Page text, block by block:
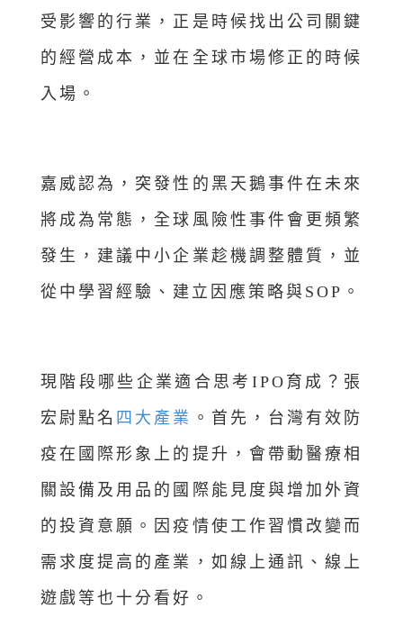
受影響的行業，正是時候找出公司關鍵
的經營成本，並在全球市場修正的時候
入場。
嘉威認為，突發性的黑天鵝事件在未來
將成為常態，全球風險性事件會更頻繁
發生，建議中小企業趁機調整體質，並
從中學習經驗、建立因應策略與SOP。
現階段哪些企業適合思考IPO育成？張
宏尉點名 四大產業 。首先，台灣有效防
疫在國際形象上的提升，會帶動醫療相
關設備及用品的國際能見度與增加外資
的投資意願。因疫情使工作習慣改變而
需求度提高的產業，如線上通訊、線上
遊戲等也十分看好。